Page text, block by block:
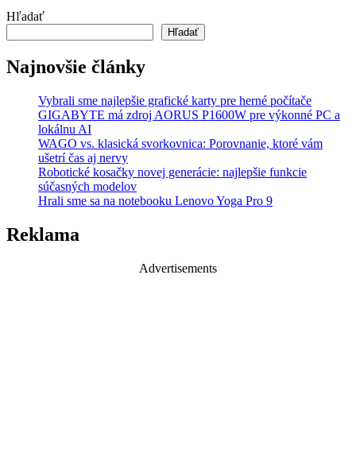
Hľadať
Hľadať
Najnovšie články
Vybrali sme najlepšie grafické karty pre herné počítače
GIGABYTE má zdroj AORUS P1600W pre výkonné PC a
lokálnu AI
WAGO vs. klasická svorkovnica: Porovnanie, ktoré vám
ušetrí čas aj nervy
Robotické kosačky novej generácie: najlepšie funkcie
súčasných modelov
Hrali sme sa na notebooku Lenovo Yoga Pro 9
Reklama
Advertisements